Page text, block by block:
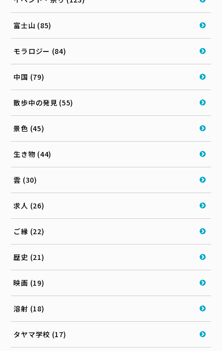
富士山 (85)
モラロジー (84)
中国 (79)
散歩中の発見 (55)
景色 (45)
生き物 (44)
雲 (30)
求人 (26)
ご縁 (22)
歴史 (21)
映画 (19)
溶射 (18)
タヤマ学校 (17)